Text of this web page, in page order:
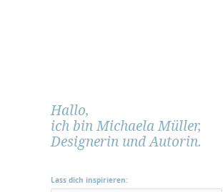
Hallo,
ich bin Michaela Müller,
Designerin und Autorin.
Lass dich inspirieren: